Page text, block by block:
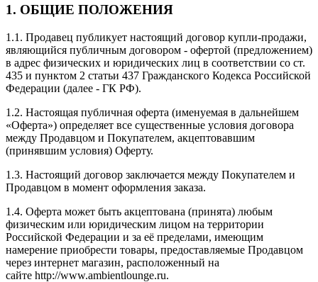
1. ОБЩИЕ ПОЛОЖЕНИЯ
1.1. Продавец публикует настоящий договор купли-продажи,
являющийся публичным договором - офертой (предложением)
в адрес физических и юридических лиц в соответствии со ст.
435 и пунктом 2 статьи 437 Гражданского Кодекса Российской
Федерации (далее - ГК РФ).
1.2. Настоящая публичная оферта (именуемая в дальнейшем
«Оферта») определяет все существенные условия договора
между Продавцом и Покупателем, акцептовавшим
(принявшим условия) Оферту.
1.3. Настоящий договор заключается между Покупателем и
Продавцом в момент оформления заказа.
1.4. Оферта может быть акцептована (принята) любым
физическим или юридическим лицом на территории
Российской Федерации и за её пределами, имеющим
намерение приобрести товары, предоставляемые Продавцом
через интернет магазин, расположенный на
сайте http://www.ambientlounge.ru.